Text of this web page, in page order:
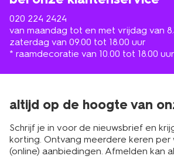
020 224 2424
van maandag tot en met vrijdag van
zaterdag van 09.00 tot 18.00 uur
* raamdecoratie van 10.00 tot 18.00 uur
altijd op de hoogte van
Schrijf je in voor de nieuwsbrief en
korting. Ontvang meerdere keren per
(online) aanbiedingen. Afmelden kan